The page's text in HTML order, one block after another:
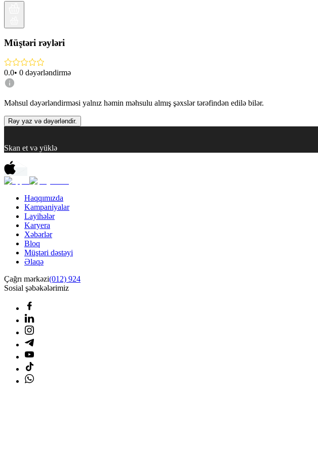
Müştəri rəyləri
0.0• 0 dəyərləndirmə
Məhsul dəyərləndirməsi yalnız həmin məhsulu almış şəxslər tərəfindən edilə bilər.
Rəy yaz və dəyərləndir.
Skan et və yüklə
Haqqımızda
Kampaniyalar
Layihələr
Karyera
Xəbərlər
Bloq
Müştəri dəstəyi
Əlaqə
Çağrı mərkəzi(012) 924
Sosial şəbəkələrimiz